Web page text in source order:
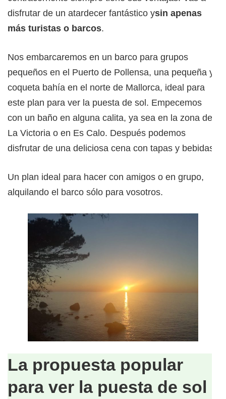
disfrutar de un atardecer fantástico ysin apenas
más turistas o barcos.
Nos embarcaremos en un barco para grupos
pequeños en el Puerto de Pollensa, una pequeña y
coqueta bahía en el norte de Mallorca, ideal para
este plan para ver la puesta de sol. Empecemos
con un baño en alguna calita, ya sea en la zona de
La Victoria o en Es Calo. Después podemos
disfrutar de una deliciosa cena con tapas y bebidas.
Un plan ideal para hacer con amigos o en grupo,
alquilando el barco sólo para vosotros.
La propuesta popular
para ver la puesta de sol